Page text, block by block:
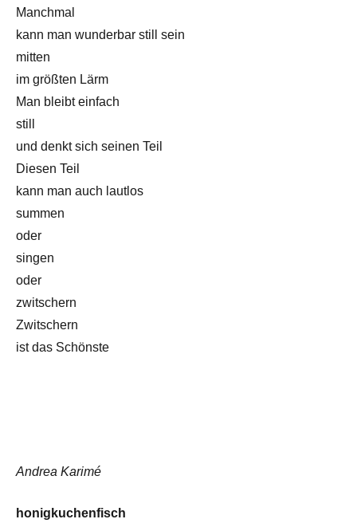
Manchmal
kann man wunderbar still sein
mitten
im größten Lärm
Man bleibt einfach
still
und denkt sich seinen Teil
Diesen Teil
kann man auch lautlos
summen
oder
singen
oder
zwitschern
Zwitschern
ist das Schönste
Andrea Karimé
honigkuchenfisch